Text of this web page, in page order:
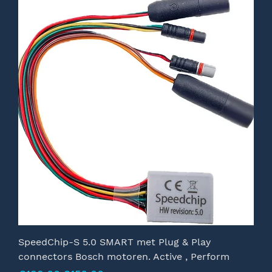
SpeedChip-S 5.0 SMART met Plug & Play
connectors Bosch motoren. Active , Perform